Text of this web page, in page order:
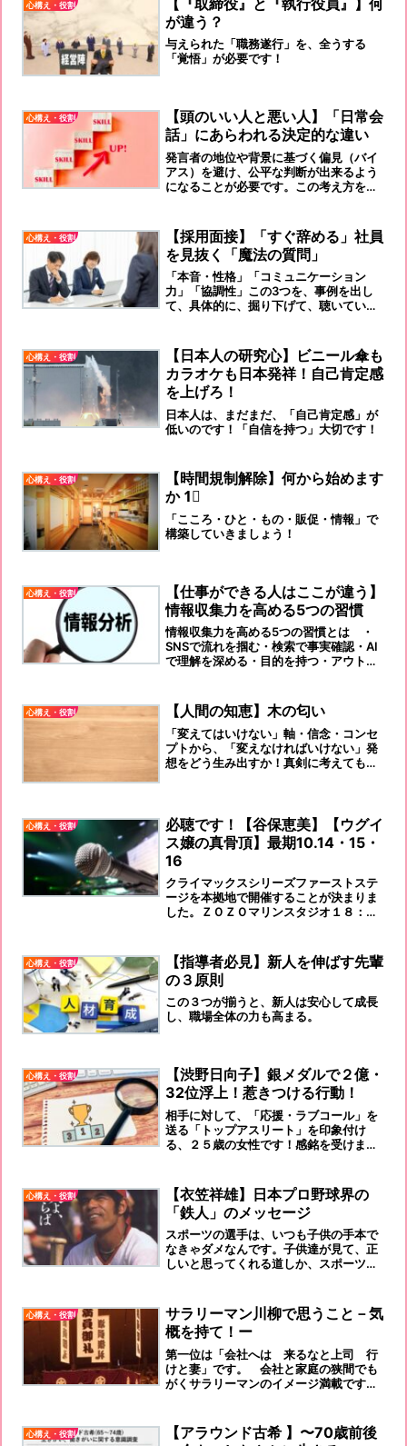
心構え・役割
が違う？
与えられた「職務遂行」を、全うする
「覚悟」が必要です！
心構え・役割
【頭のいい人と悪い人】「日常会
話」にあらわれる決定的な違い
発言者の地位や背景に基づく偏見（バイ
アス）を避け、公平な判断が出来るよう
になることが必要です。この考え方を実
す。
心構え・役割
【採用面接】「すぐ辞める」社員
を見抜く「魔法の質問」
「本音・性格」「コミュニケーション
力」「協調性」この3つを、事例を出し
て、具体的に、掘り下げて、聴いていく
心構え・役割
【日本人の研究心】ビニール傘も
カラオケも日本発祥！自己肯定感
を上げろ！
日本人は、まだまだ、「自己肯定感」が
低いのです！「自信を持つ」大切です！
心構え・役割
【時間規制解除】何から始めます
か 1⃣
「こころ・ひと・もの・販促・情報」で
構築していきましょう！
心構え・役割
【仕事ができる人はここが違う】
情報収集力を高める5つの習慣
情報収集力を高める5つの習慣とは ・
SNSで流れを掴む・検索で事実確認・AI
で理解を深める・目的を持つ・アウトプ
心構え・役割 【人間の知恵】木の匂い
「変えてはいけない」軸・信念・コンセ
プトから、「変えなければいけない」発
想をどう生み出すか！真剣に考えても出
心構え・役割
必聴です！【谷保恵美】【ウグイ
ス嬢の真骨頂】最期10.14・15・
16
クライマックスシリーズファーストステ
ージを本拠地で開催することが決まりま
した。ＺＯＺＯマリンスタジオ１８：０
らゆるビジネスマンに、何かを感じさせ
る『響く声』だと思います！
心構え・役割
【指導者必見】新人を伸ばす先輩
の３原則
この３つが揃うと、新人は安心して成長
し、職場全体の力も高まる。
心構え・役割
【渋野日向子】銀メダルで２億・
32位浮上！惹きつける行動！
相手に対して、「応援・ラブコール」を
送る「トップアスリート」を印象付け
る、２５歳の女性です！感銘を受けま
心構え・役割
【衣笠祥雄】日本プロ野球界の
「鉄人」のメッセージ
スポーツの選手は、いつも子供の手本で
なきゃダメなんです。子供達が見て、正
しいと思ってくれる道しか、スポーツの
心構え・役割
サラリーマン川柳で思うこと－気
概を持て！ー
第一位は「会社へは 来るなと上司 行
けと妻」です。 会社と家庭の狭間でも
がくサラリーマンのイメージ満載です。
明るい未来のセルフイメージを持つ者を
応援します！
心構え・役割
【アラウンド古希 】〜70歳前後